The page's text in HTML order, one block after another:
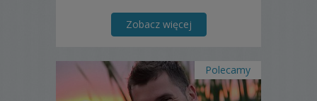
Zobacz więcej
Polecamy